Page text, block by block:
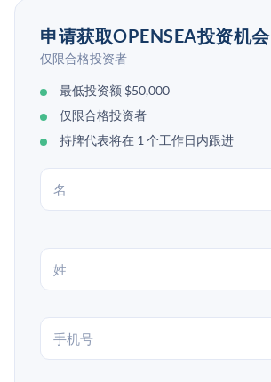
申请获取OPENSEA投资机会
仅限合格投资者
最低投资额 $50,000
仅限合格投资者
持牌代表将在 1 个工作日内跟进